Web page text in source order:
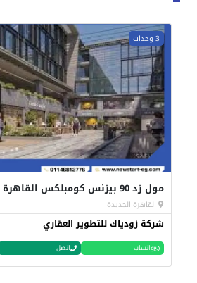
3 وحدات
مول زد 90 بيزنس كومبلكس القاهرة الجديدة
القاهرة الجديدة
شركة زودياك للتطوير العقاري
واتساب اتصل